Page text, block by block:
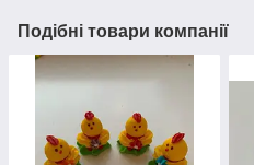
Подібні товари компанії